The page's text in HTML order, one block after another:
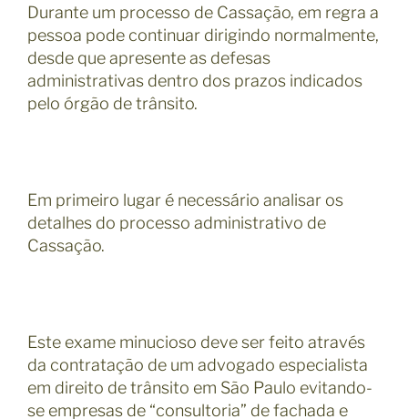
Durante um processo de Cassação, em regra a
pessoa pode continuar dirigindo normalmente,
desde que apresente as defesas
administrativas dentro dos prazos indicados
pelo órgão de trânsito.
Em primeiro lugar é necessário analisar os
detalhes do processo administrativo de
Cassação.
Este exame minucioso deve ser feito através
da contratação de um advogado especialista
em direito de trânsito em São Paulo evitando-
se empresas de “consultoria” de fachada e